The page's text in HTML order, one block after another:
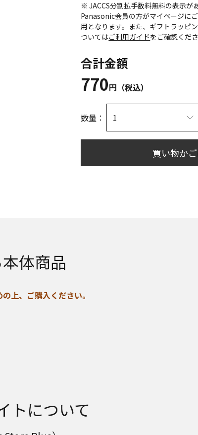
※ JACCS分割払手数料無料の表示が
Panasonic会員の方がマイページに
用となります。また、ギフトラッピ
ついてはご利用ガイドをご確認くださ
合計金額
770円（税込）
数量：
買い物か
体商品
上、ご購入ください。
トについて